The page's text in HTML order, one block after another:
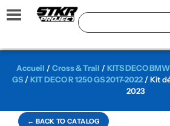
← BACK TO CATALOG
Accueil /Cross & Trail /KITS DECO BMW
GS/KIT DECO R 1250 GS 2017-2022/ Kit
2023